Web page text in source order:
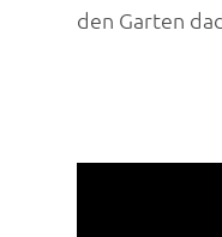
den Garten